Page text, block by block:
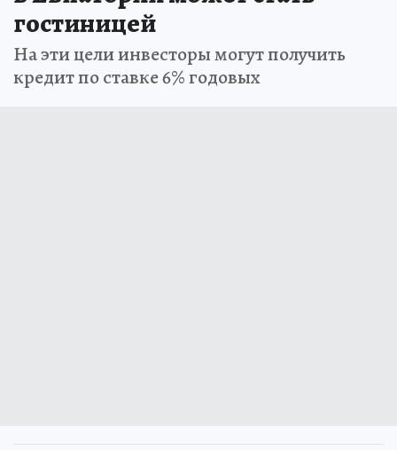
гостиницей
На эти цели инвесторы могут получить
кредит по ставке 6% годовых